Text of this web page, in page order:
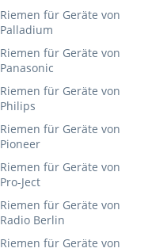
Riemen für Geräte von
Palladium
Riemen für Geräte von
Panasonic
Riemen für Geräte von
Philips
Riemen für Geräte von
Pioneer
Riemen für Geräte von
Pro-Ject
Riemen für Geräte von
Radio Berlin
Riemen für Geräte von